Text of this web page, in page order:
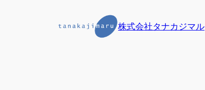
株式会社タナカジマル